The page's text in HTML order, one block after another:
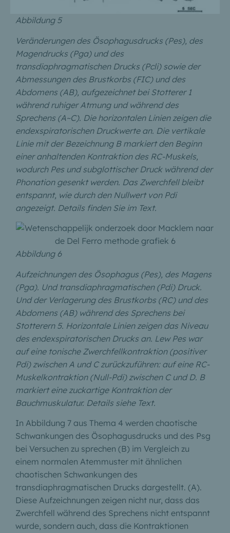
Abbildung 5
Veränderungen des Ösophagusdrucks (Pes), des
Magendrucks (Pga) und des
transdiaphragmatischen Drucks (Pcli) sowie der
Abmessungen des Brustkorbs (FIC) und des
Abdomens (AB), aufgezeichnet bei Stotterer 1
während ruhiger Atmung und während des
Sprechens (A~C). Die horizontalen Linien zeigen die
endexspiratorischen Druckwerte an. Die vertikale
Linie mit der Bezeichnung B markiert den Beginn
einer anhaltenden Kontraktion des RC-Muskels,
wodurch Pes und subglottischer Druck während der
Phonation gesenkt werden. Das Zwerchfell bleibt
entspannt, wie durch den Nullwert von Pdi
angezeigt. Details finden Sie im Text.
Abbildung 6
Aufzeichnungen des Ösophagus (Pes), des Magens
(Pga). Und transdiaphragmatischen (Pdi) Druck.
Und der Verlagerung des Brustkorbs (RC) und des
Abdomens (AB) während des Sprechens bei
Stotterern 5. Horizontale Linien zeigen das Niveau
des endexspiratorischen Drucks an. Lew Pes war
auf eine tonische Zwerchfellkontraktion (positiver
Pdi) zwischen A und C zurückzuführen: auf eine RC-
Muskelkontraktion (Null-Pdi) zwischen C und D. B
markiert eine zuckartige Kontraktion der
Bauchmuskulatur. Details siehe Text.
In Abbildung 7 aus Thema 4 werden chaotische
Schwankungen des Ösophagusdrucks und des Psg
bei Versuchen zu sprechen (B) im Vergleich zu
einem normalen Atemmuster mit ähnlichen
chaotischen Schwankungen des
transdiaphragmatischen Drucks dargestellt. (A).
Diese Aufzeichnungen zeigen nicht nur, dass das
Zwerchfell während des Sprechens nicht entspannt
wurde, sondern auch, dass die Kontraktionen